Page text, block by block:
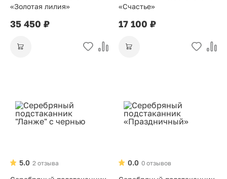
«Золотая лилия»
35 450 ₽
«Счастье»
17 100 ₽
2 отзыва
5.0
0 отзывов
0.0